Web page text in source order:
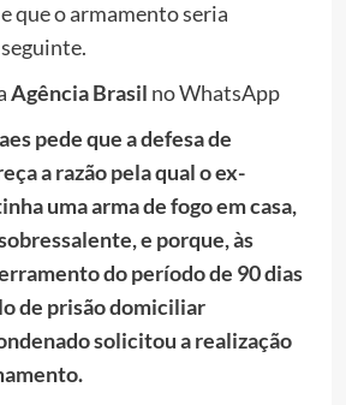
que o armamento seria
Agência Brasil no WhatsApp
pede que a defesa de
a razão pela qual o ex-
uma arma de fogo em casa,
e porque, às
do período de 90 dias
de prisão domiciliar
solicitou a realização